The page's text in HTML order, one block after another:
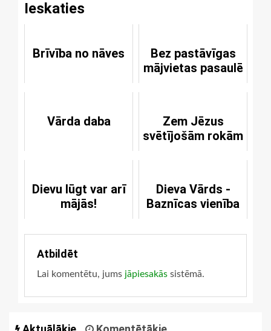
Ieskaties
Brīvība no nāves
Bez pastāvīgas
mājvietas pasaulē
Vārda daba
Zem Jēzus
svētījošām rokām
Dievu lūgt var arī
mājās!
Dieva Vārds -
Baznīcas vienība
Atbildēt
Lai komentētu, jums jāpiesakās sistēmā.